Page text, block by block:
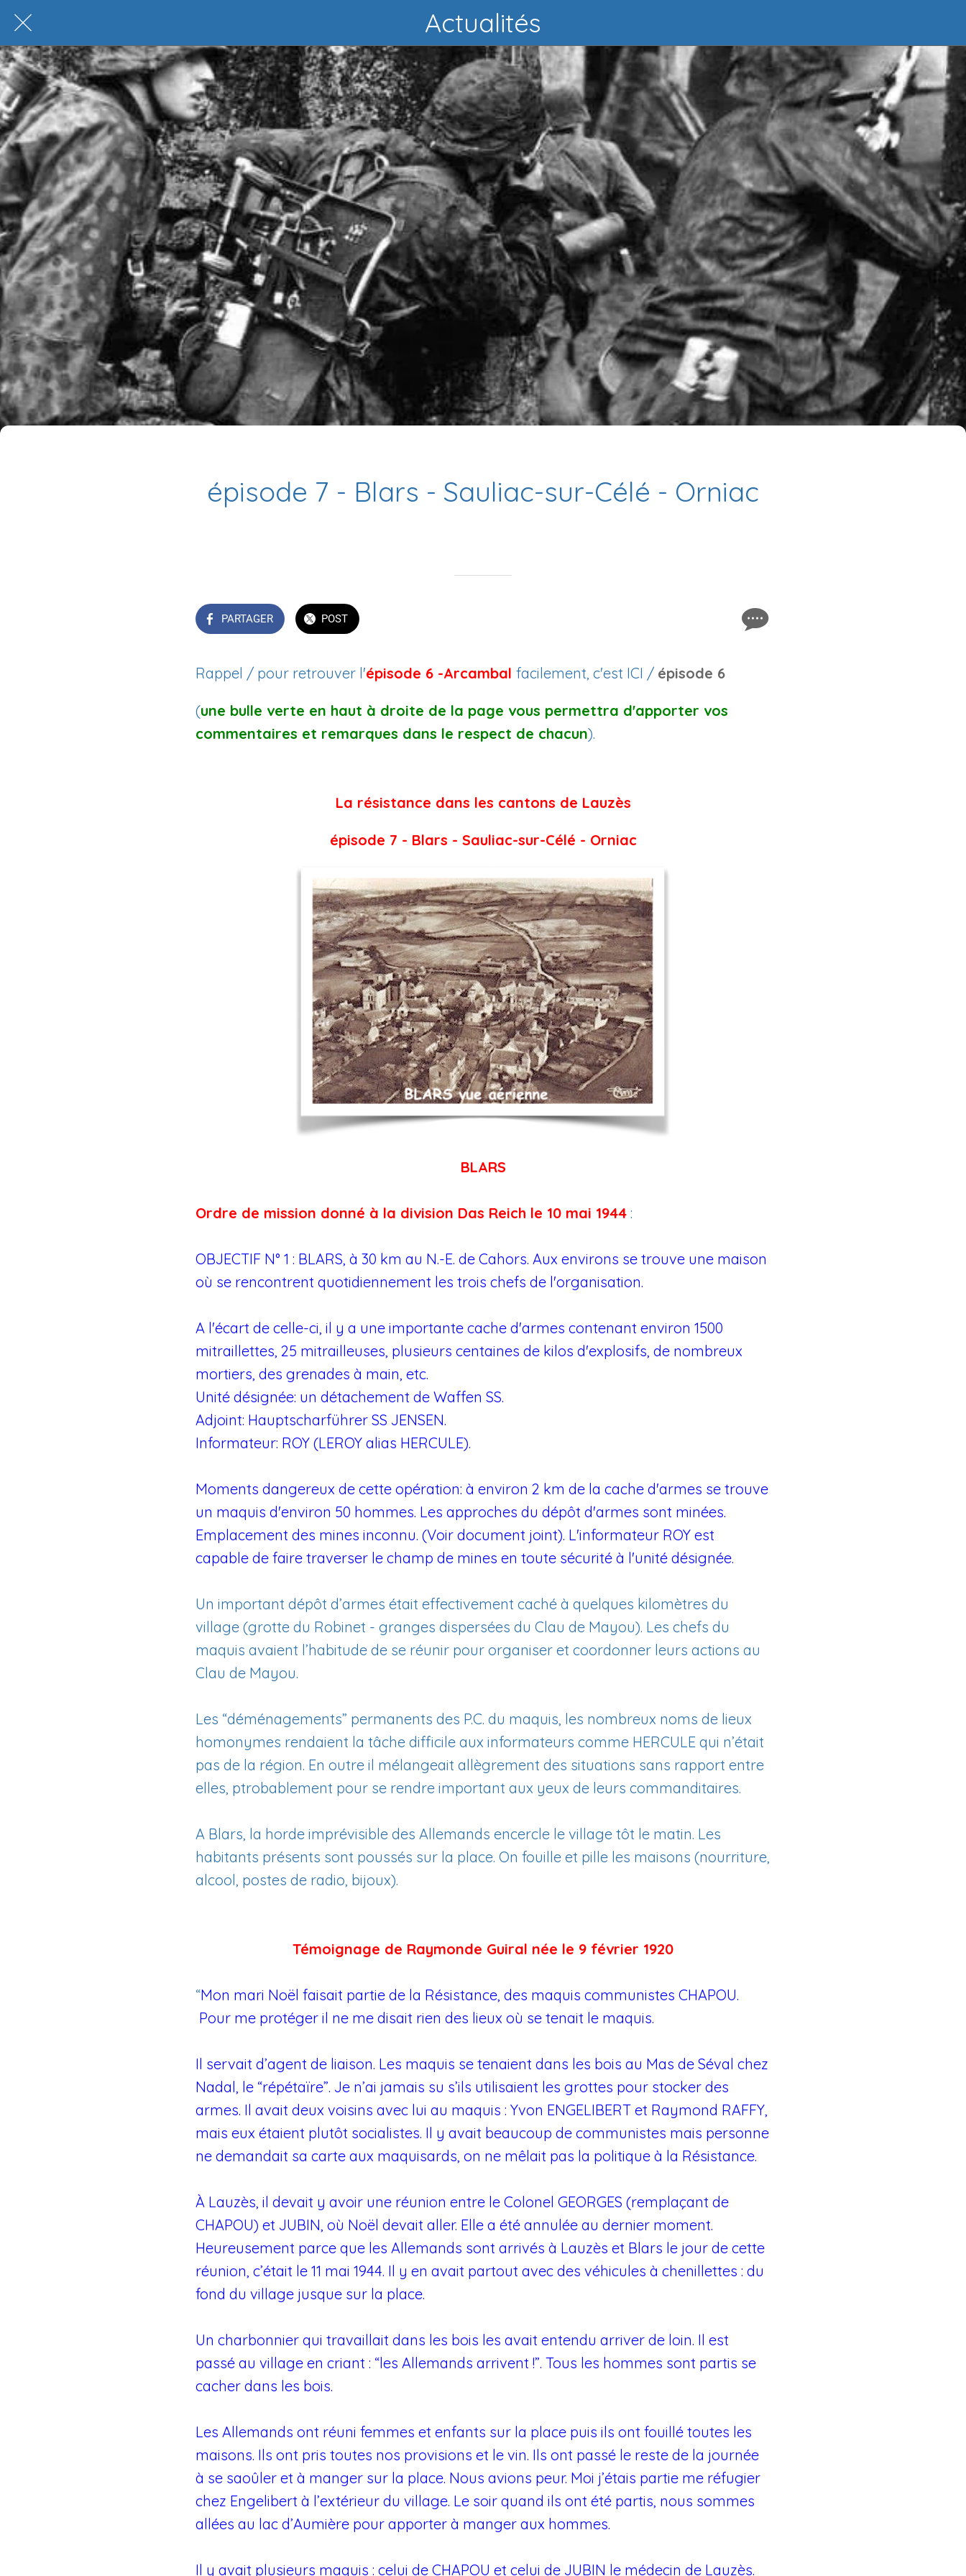
Actualités
épisode 7 - Blars - Sauliac-sur-Célé - Orniac
PARTAGER POST
Rappel / pour retrouver l'épisode 6 -Arcambal facilement, c'est ICI / épisode 6
(une bulle verte en haut à droite de la page vous permettra d'apporter vos
commentaires et remarques dans le respect de chacun).
La résistance dans les cantons de Lauzès
épisode 7 - Blars - Sauliac-sur-Célé - Orniac
BLARS
Ordre de mission donné à la division Das Reich le 10 mai 1944 :
OBJECTIF N° 1 : BLARS, à 30 km au N.-E. de Cahors. Aux environs se trouve une maison
où se rencontrent quotidiennement les trois chefs de l'organisation.
A l'écart de celle-ci, il y a une importante cache d'armes contenant environ 1500
mitraillettes, 25 mitrailleuses, plusieurs centaines de kilos d'explosifs, de nombreux
mortiers, des grenades à main, etc.
Unité désignée: un détachement de Waffen SS.
Adjoint: Hauptscharführer SS JENSEN.
Informateur: ROY (LEROY alias HERCULE).
Moments dangereux de cette opération: à environ 2 km de la cache d'armes se trouve
un maquis d'environ 50 hommes. Les approches du dépôt d'armes sont minées.
Emplacement des mines inconnu. (Voir document joint). L'informateur ROY est
capable de faire traverser le champ de mines en toute sécurité à l'unité désignée.
Un important dépôt d’armes était effectivement caché à quelques kilomètres du
village (grotte du Robinet - granges dispersées du Clau de Mayou). Les chefs du
maquis avaient l’habitude de se réunir pour organiser et coordonner leurs actions au
Clau de Mayou.
Les “déménagements” permanents des P.C. du maquis, les nombreux noms de lieux
homonymes rendaient la tâche difficile aux informateurs comme HERCULE qui n’était
pas de la région. En outre il mélangeait allègrement des situations sans rapport entre
elles, ptrobablement pour se rendre important aux yeux de leurs commanditaires.
A Blars, la horde imprévisible des Allemands encercle le village tôt le matin. Les
habitants présents sont poussés sur la place. On fouille et pille les maisons (nourriture,
alcool, postes de radio, bijoux).
Témoignage de Raymonde Guiral née le 9 février 1920
“Mon mari Noël faisait partie de la Résistance, des maquis communistes CHAPOU.
Pour me protéger il ne me disait rien des lieux où se tenait le maquis.
Il servait d’agent de liaison. Les maquis se tenaient dans les bois au Mas de Séval chez
Nadal, le “répétaïre”. Je n’ai jamais su s’ils utilisaient les grottes pour stocker des
armes. Il avait deux voisins avec lui au maquis : Yvon ENGELIBERT et Raymond RAFFY,
mais eux étaient plutôt socialistes. Il y avait beaucoup de communistes mais personne
ne demandait sa carte aux maquisards, on ne mêlait pas la politique à la Résistance.
À Lauzès, il devait y avoir une réunion entre le Colonel GEORGES (remplaçant de
CHAPOU) et JUBIN, où Noël devait aller. Elle a été annulée au dernier moment.
Heureusement parce que les Allemands sont arrivés à Lauzès et Blars le jour de cette
réunion, c’était le 11 mai 1944. Il y en avait partout avec des véhicules à chenillettes : du
fond du village jusque sur la place.
Un charbonnier qui travaillait dans les bois les avait entendu arriver de loin. Il est
passé au village en criant : “les Allemands arrivent !”. Tous les hommes sont partis se
cacher dans les bois.
Les Allemands ont réuni femmes et enfants sur la place puis ils ont fouillé toutes les
maisons. Ils ont pris toutes nos provisions et le vin. Ils ont passé le reste de la journée
à se saoûler et à manger sur la place. Nous avions peur. Moi j’étais partie me réfugier
chez Engelibert à l’extérieur du village. Le soir quand ils ont été partis, nous sommes
allées au lac d’Aumière pour apporter à manger aux hommes.
Il y avait plusieurs maquis : celui de CHAPOU et celui de JUBIN le médecin de Lauzès.